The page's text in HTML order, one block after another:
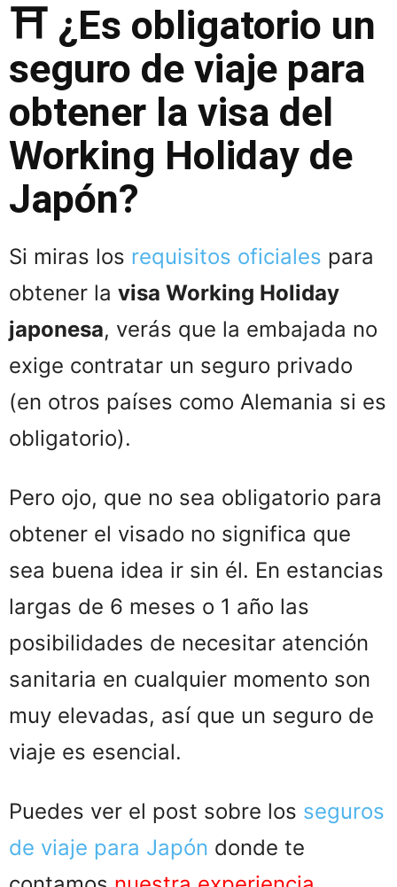
⛩️ ¿Es obligatorio un
seguro de viaje para
obtener la visa del
Working Holiday de
Japón?
Si miras los requisitos oficiales para
obtener la visa Working Holiday
japonesa, verás que la embajada no
exige contratar un seguro privado
(en otros países como Alemania si es
obligatorio).
Pero ojo, que no sea obligatorio para
obtener el visado no significa que
sea buena idea ir sin él. En estancias
largas de 6 meses o 1 año las
posibilidades de necesitar atención
sanitaria en cualquier momento son
muy elevadas, así que un seguro de
viaje es esencial.
Puedes ver el post sobre los seguros
de viaje para Japón donde te